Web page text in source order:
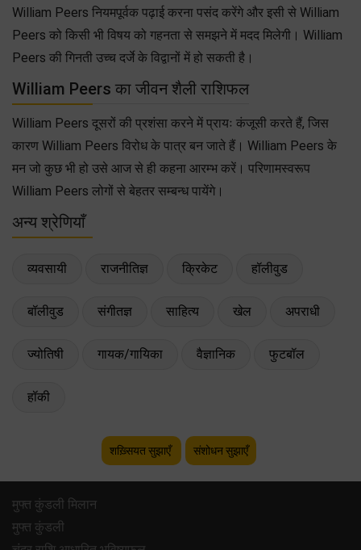
William Peers नियमपूर्वक पढ़ाई करना पसंद करेंगे और इसी से William
Peers को किसी भी विषय को गहनता से समझने में मदद मिलेगी। William
Peers की गिनती उच्च दर्जे के विद्वानों में हो सकती है।
William Peers का जीवन शैली राशिफल
William Peers दूसरों की प्रशंसा करने में प्रायः कंजूसी करते हैं, जिस
कारण William Peers विरोध के पात्र बन जाते हैं। William Peers के
मन जो कुछ भी हो उसे आज से ही कहना आरम्भ करें। परिणामस्वरूप
William Peers लोगों से बेहतर सम्बन्ध पायेंगे।
अन्य श्रेणियाँ
व्यवसायी राजनीतिज्ञ क्रिकेट हॉलीवुड
बॉलीवुड संगीतज्ञ साहित्य खेल अपराधी
ज्योतिषी गायक/गायिका वैज्ञानिक फुटबॉल
हॉकी
शख़्सियत सुझाएँ संशोधन सुझाएँ
मुफ्त कुंडली मिलान
मुफ्त कुंडली